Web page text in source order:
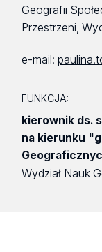
Geografii
Przestrzeni,
e-mail:
FUNKCJA:
kierownik ds.
na kierunku
Wydział Nauk